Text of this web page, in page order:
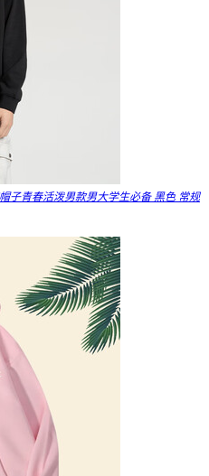
子青春活泼男款男大学生必备 黑色 常规